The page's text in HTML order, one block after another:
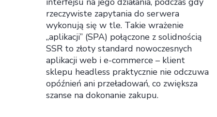
rzeczywiste zapytania do serwera
wykonują się w tle. Takie wrażenie
„aplikacji” (SPA) połączone z solidnością
SSR to złoty standard nowoczesnych
aplikacji web i e-commerce – klient
sklepu headless praktycznie nie odczuwa
opóźnień ani przeładowań, co zwiększa
szanse na dokonanie zakupu.